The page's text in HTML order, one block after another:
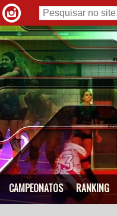
CAMPEONATOS RANKING